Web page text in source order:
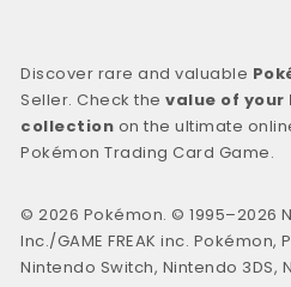
Discover rare and valuable
Seller. Check thevalue of your
collection on the ultimate
Pokémon Trading Card Game.
© 2026 Pokémon. © 1995–2026
Inc./GAME FREAK inc.
Nintendo Switch, Nintendo 3DS,